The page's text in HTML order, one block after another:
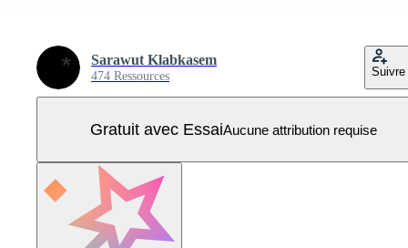
Sarawut Klabkasem
474 Ressources Suivre
Gratuit avec EssaiAucune attribution requise